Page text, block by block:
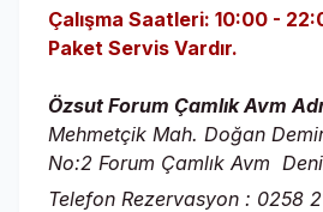
Çalışma Saatleri: 10:00 -
Paket Servis Vardır.
Özsut Forum Çamlık Avm
Mehmetçik Mah. Doğan
No:2 Forum Çamlık Avm
Telefon Rezervasyon : 0258